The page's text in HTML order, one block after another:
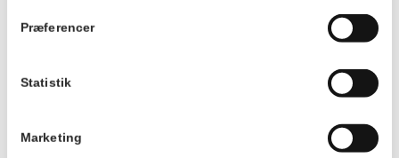
Præferencer
Statistik
Marketing